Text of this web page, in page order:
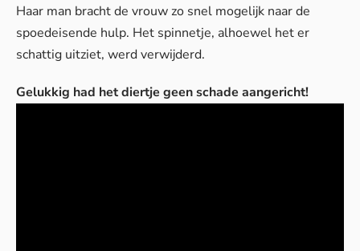
Haar man bracht de vrouw zo snel mogelijk naar de
spoedeisende hulp. Het spinnetje, alhoewel het er
schattig uitziet, werd verwijderd.
Gelukkig had het diertje geen schade aangericht!